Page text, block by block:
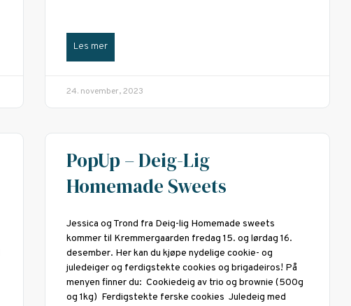
Les mer
24. november, 2023
PopUp – Deig-Lig
Homemade Sweets
Jessica og Trond fra Deig-lig Homemade sweets
kommer til Kremmergaarden fredag 15. og lørdag 16.
desember. Her kan du kjøpe nydelige cookie- og
juledeiger og ferdigstekte cookies og brigadeiros! På
menyen finner du: Cookiedeig av trio og brownie (500g
og 1kg) Ferdigstekte ferske cookies Juledeig med